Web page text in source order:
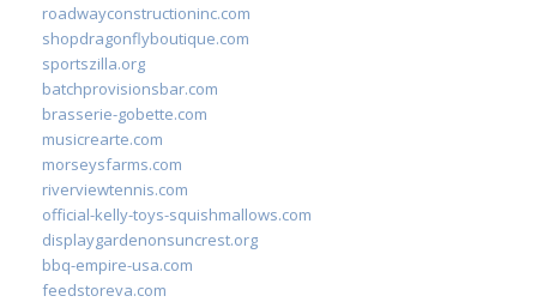
roadwayconstructioninc.com
shopdragonflyboutique.com
sportszilla.org
batchprovisionsbar.com
brasserie-gobette.com
musicrearte.com
morseysfarms.com
riverviewtennis.com
official-kelly-toys-squishmallows.com
displaygardenonsuncrest.org
bbq-empire-usa.com
feedstoreva.com